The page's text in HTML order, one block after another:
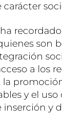
carácter
son
a los
y el
inserción y